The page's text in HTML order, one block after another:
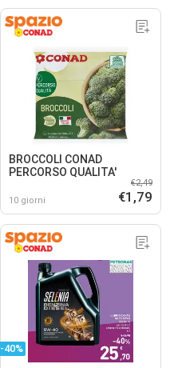
BROCCOLI CONAD
PERCORSO QUALITA'
10 giorni
€2,49
€1,79
-40%